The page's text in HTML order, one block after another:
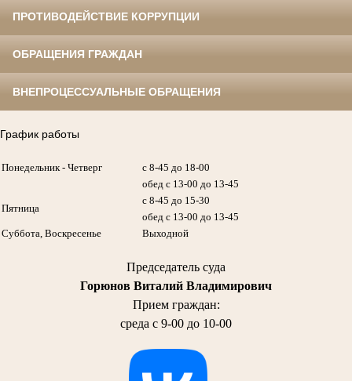
ПРОТИВОДЕЙСТВИЕ КОРРУПЦИИ
ОБРАЩЕНИЯ ГРАЖДАН
ВНЕПРОЦЕССУАЛЬНЫЕ ОБРАЩЕНИЯ
График работы
Понедельник - Четверг
с 8-45 до 18-00
обед с 13-00 до 13-45
Пятница
с 8-45 до 15-30
обед с 13-00 до 13-45
Суббота, Воскресенье
Выходной
Председатель суда
Горюнов Виталий Владимирович
Прием граждан:
среда с 9-00 до 10-00